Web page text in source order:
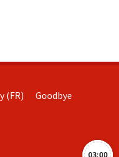
03:00
(FR) Goodbye